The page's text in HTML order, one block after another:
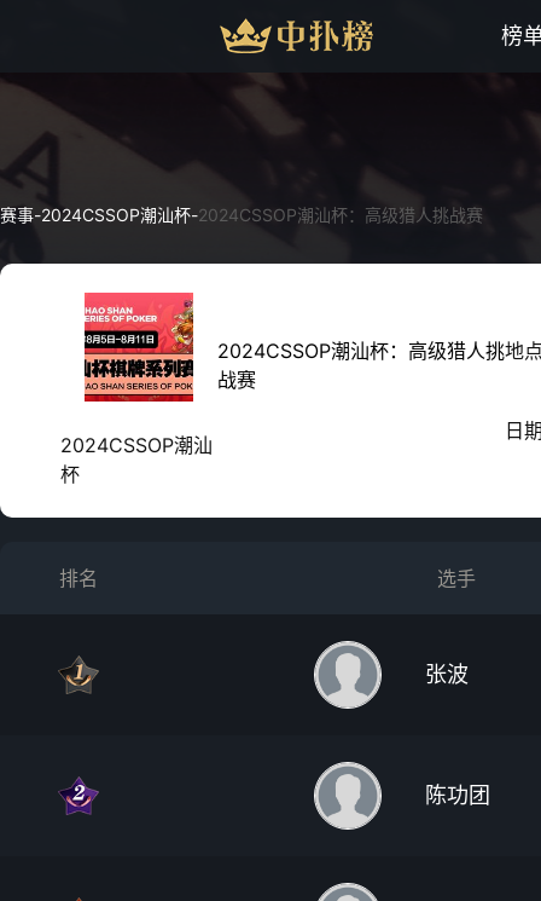
榜
赛事-2024CSSOP潮汕杯-2024CSSOP潮汕杯：高级猎人挑战赛
2024CSSOP潮汕
杯
2024CSSOP潮汕杯：高级猎人挑
战赛
地
日
排名 选手
张波
陈功团